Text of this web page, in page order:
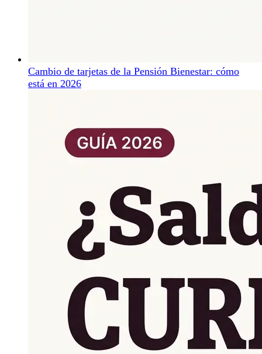
Cambio de tarjetas de la Pensión Bienestar: cómo
está en 2026